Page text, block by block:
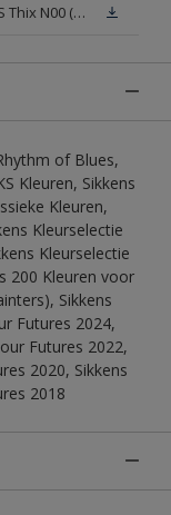
Veiligheidsinformatieblad Rubbol EPS Thix N00 (MSDS)
of Blues,
Kleuren, Sikkens
Kleuren,
Kleurselectie
Kleurselectie
200 Kleuren voor
Sikkens
Futures 2024,
Futures 2022,
2020, Sikkens
2018